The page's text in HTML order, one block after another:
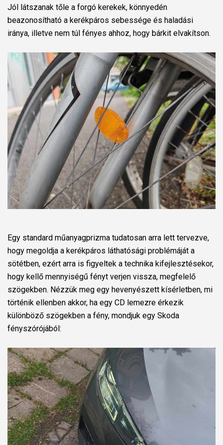
Jól látszanak tőle a forgó kerekek, könnyedén
beazonosítható a kerékpáros sebessége és haladási
iránya, illetve nem túl fényes ahhoz, hogy bárkit elvakítson.
Egy standard műanyagprizma tudatosan arra lett tervezve,
hogy megoldja a kerékpáros láthatósági problémáját a
sötétben, ezért arra is figyeltek a technika kifejlesztésekor,
hogy kellő mennyiségű fényt verjen vissza, megfelelő
szögekben. Nézzük meg egy hevenyészett kísérletben, mi
történik ellenben akkor, ha egy CD lemezre érkezik
különböző szögekben a fény, mondjuk egy Skoda
fényszórójából: